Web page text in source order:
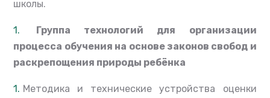
школы.
Группа технологий для организации
процесса обучения на основе законов свобод и
раскрепощения природы ребёнка
Методика и технические устройства оценки